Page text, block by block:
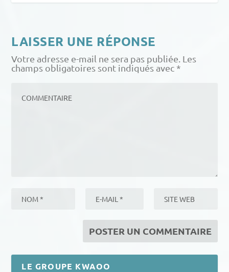
LAISSER UNE RÉPONSE
Votre adresse e-mail ne sera pas publiée. Les
champs obligatoires sont indiqués avec *
LE GROUPE KWAOO